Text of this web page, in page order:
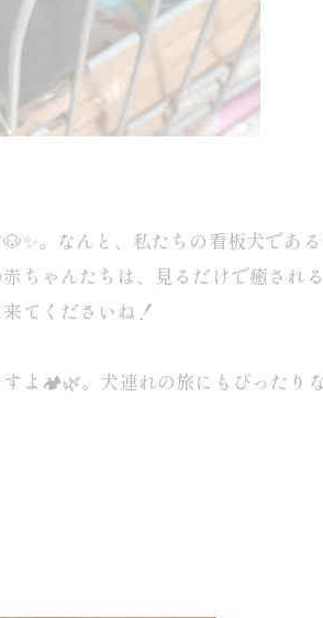
。なんと、私たちの看板犬であ
ちゃんたちは、見るだけで癒され
てくださいね！
よ🏕️🌿。犬連れの旅にもぴったり